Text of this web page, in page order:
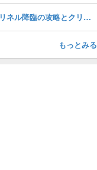
断罪天使クオリネル降臨の攻略とクリア編成
もっとみる